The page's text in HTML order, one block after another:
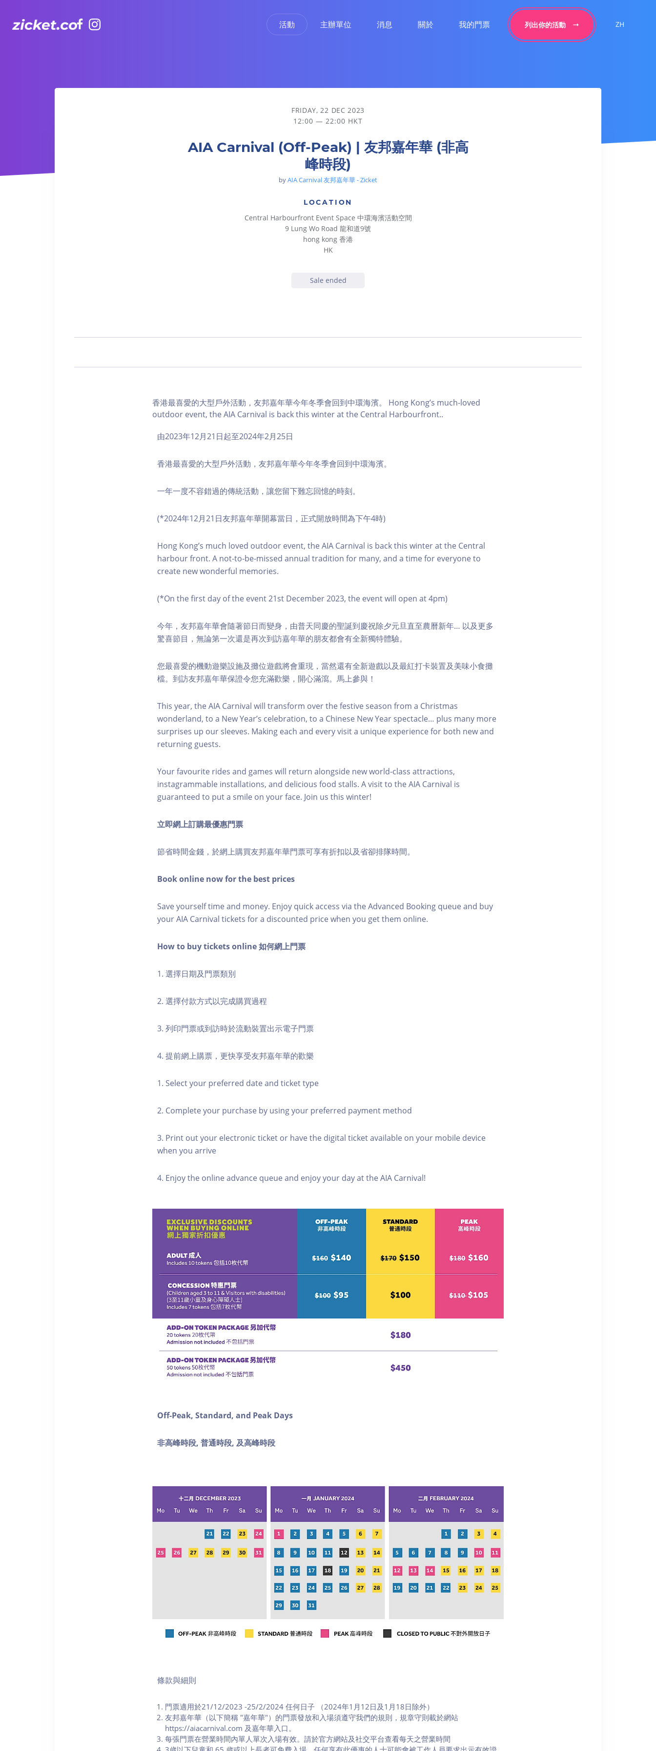
活動 主辦單位 消息 關於 我的門票 列出你的活動 ZH
AIA Carnival (Off-Peak) | 友邦嘉年華 (非高峰時段)
FRIDAY, 22 DEC 2023
12:00 — 22:00 HKT
AIA Carnival (Off-Peak) | 友邦嘉年華 (非高
峰時段)
byAIA Carnival 友邦嘉年華 - Zicket
LOCATION
Central Harbourfront Event Space 中環海濱活動空間
9 Lung Wo Road 龍和道9號
hong kong 香港
HK
Sale ended
香港最喜愛的大型戶外活動，友邦嘉年華今年冬季會回到中環海濱。 Hong Kong’s much-loved
outdoor event, the AIA Carnival is back this winter at the Central Harbourfront..
由2023年12月21日起至2024年2月25日
香港最喜愛的大型戶外活動，友邦嘉年華今年冬季會回到中環海濱。
一年一度不容錯過的傳統活動，讓您留下難忘回憶的時刻。
(*2024年12月21日友邦嘉年華開幕當日，正式開放時間為下午4時)
Hong Kong’s much loved outdoor event, the AIA Carnival is back this winter at the Central
harbour front. A not-to-be-missed annual tradition for many, and a time for everyone to
create new wonderful memories.
(*On the first day of the event 21st December 2023, the event will open at 4pm)
今年，友邦嘉年華會隨著節日而變身，由普天同慶的聖誕到慶祝除夕元旦直至農曆新年… 以及更多
驚喜節目，無論第一次還是再次到訪嘉年華的朋友都會有全新獨特體驗。
您最喜愛的機動遊樂設施及攤位遊戲將會重現，當然還有全新遊戲以及最紅打卡裝置及美味小食攤
檔。到訪友邦嘉年華保證令您充滿歡樂，開心滿瀉。馬上參與！
This year, the AIA Carnival will transform over the festive season from a Christmas
wonderland, to a New Year’s celebration, to a Chinese New Year spectacle… plus many more
surprises up our sleeves. Making each and every visit a unique experience for both new and
returning guests.
Your favourite rides and games will return alongside new world-class attractions,
instagrammable installations, and delicious food stalls. A visit to the AIA Carnival is
guaranteed to put a smile on your face. Join us this winter!
立即網上訂購最優惠門票
節省時間金錢，於網上購買友邦嘉年華門票可享有折扣以及省卻排隊時間。
Book online now for the best prices
Save yourself time and money. Enjoy quick access via the Advanced Booking queue and buy
your AIA Carnival tickets for a discounted price when you get them online.
How to buy tickets online 如何網上門票
1. 選擇日期及門票類別
2. 選擇付款方式以完成購買過程
3. 列印門票或到訪時於流動裝置出示電子門票
4. 提前網上購票，更快享受友邦嘉年華的歡樂
1. Select your preferred date and ticket type
2. Complete your purchase by using your preferred payment method
3. Print out your electronic ticket or have the digital ticket available on your mobile device
when you arrive
4. Enjoy the online advance queue and enjoy your day at the AIA Carnival!
Off-Peak, Standard, and Peak Days
非高峰時段, 普通時段, 及高峰時段
條款與細則
門票適用於21/12/2023 -25/2/2024 任何日子 （2024年1月12日及1月18日除外）
友邦嘉年華（以下簡稱 "嘉年華"）的門票發放和入場須遵守我們的規則，規章守則載於網站
https://aiacarnival.com 及嘉年華入口。
每張門票在營業時間內單人單次入場有效。請於官方網站及社交平台查看每天之營業時間